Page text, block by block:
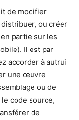
de modifier,
ou créer
partie sur les
Il est par
accorder à autrui
une œuvre
ou de
code source,
de